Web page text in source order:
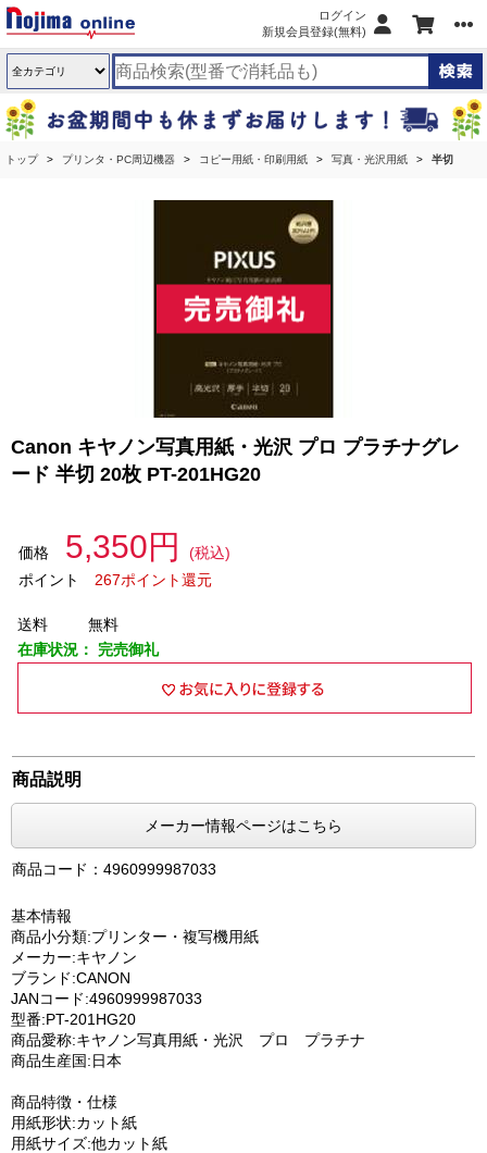
ログイン
新規会員登録(無料)
トップ プリンタ・PC周辺機器 コピー用紙・印刷用紙 写真・光沢用紙 半切
Canon キヤノン写真用紙・光沢 プロ プラチナグレ
ード 半切 20枚 PT-201HG20
価格 5,350円
(税込)
ポイント
267ポイント還元
送料
無料
在庫状況： 完売御礼
商品説明
メーカー情報ページはこちら
商品コード：4960999987033
基本情報
商品小分類:プリンター・複写機用紙
メーカー:キヤノン
ブランド:CANON
JANコード:4960999987033
型番:PT-201HG20
商品愛称:キヤノン写真用紙・光沢 プロ プラチナ
商品生産国:日本
商品特徴・仕様
用紙形状:カット紙
用紙サイズ:他カット紙